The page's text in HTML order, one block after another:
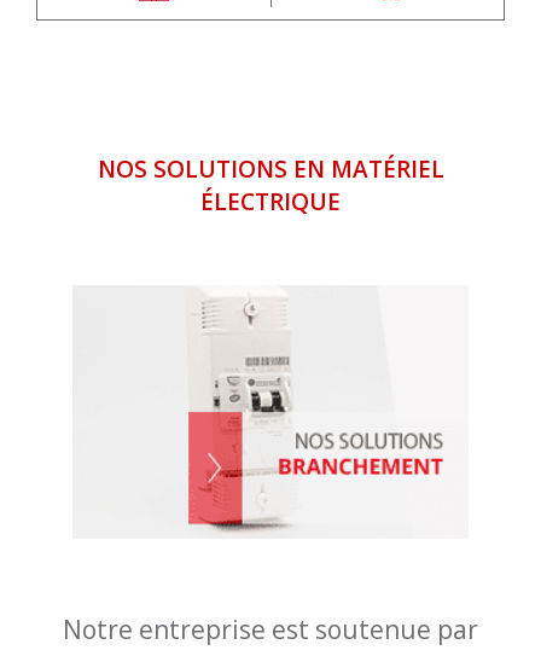
NOS SOLUTIONS EN MATÉRIEL
ÉLECTRIQUE
Notre entreprise est soutenue par